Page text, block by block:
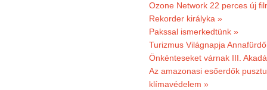
Ozone Network 22 perces új
Rekorder királyka »
Pakssal ismerkedtünk »
Turizmus Világnapja
Önkénteseket várnak III.
Az amazonasi esőerdők
klímavédelem »